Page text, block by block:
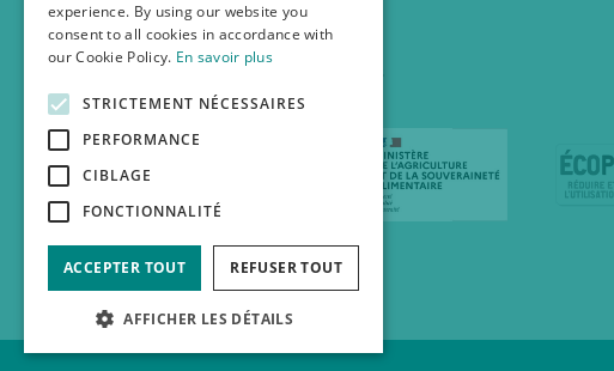
experience. By using our website you
consent to all cookies in accordance with
our Cookie Policy. En savoir plus
STRICTEMENT NÉCESSAIRES
PERFORMANCE
CIBLAGE
FONCTIONNALITÉ
ACCEPTER TOUT REFUSER TOUT
AFFICHER LES DÉTAILS